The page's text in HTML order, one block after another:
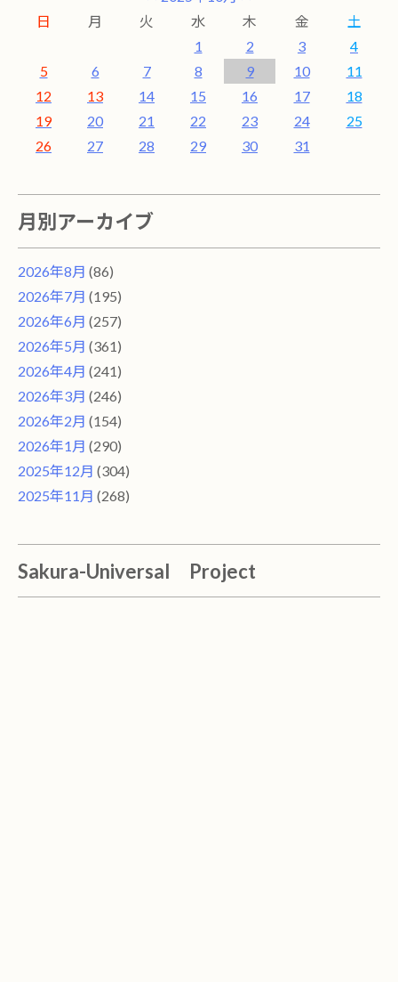
日
月 火 水 木 金
土
1
2 3
4
5
6 7 8 9 10
11
12
13 14 15 16 17
18
19
20 21 22 23 24
25
26
27 28 29 30 31
月別アーカイブ
2026年8月 (86)
2026年7月 (195)
2026年6月 (257)
2026年5月 (361)
2026年4月 (241)
2026年3月 (246)
2026年2月 (154)
2026年1月 (290)
2025年12月 (304)
2025年11月 (268)
Sakura-Universal Project